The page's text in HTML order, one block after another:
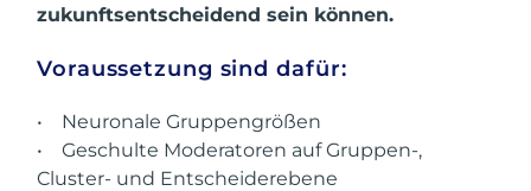
zukunftsentscheidend sein können.
Voraussetzung sind dafür:
• Neuronale Gruppengrößen
• Geschulte Moderatoren auf Gruppen-,
Cluster- und Entscheiderebene